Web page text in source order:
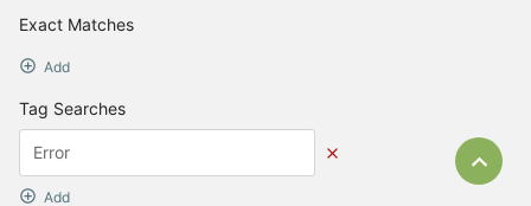
Exact Matches
Add
Tag Searches
Add